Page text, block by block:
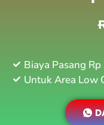
Biaya Pasang
Untuk Area Low